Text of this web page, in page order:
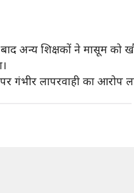
अन्य शिक्षकों ने मासूम
गंभीर लापरवाही का आरोप